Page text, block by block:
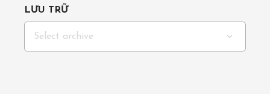
LƯU TRỮ
Select archive